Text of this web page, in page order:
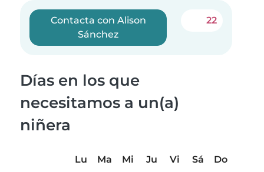
Contacta con Alison
Sánchez
22
Días en los que
necesitamos a un(a)
niñera
Lu Ma Mi Ju Vi Sá
Do